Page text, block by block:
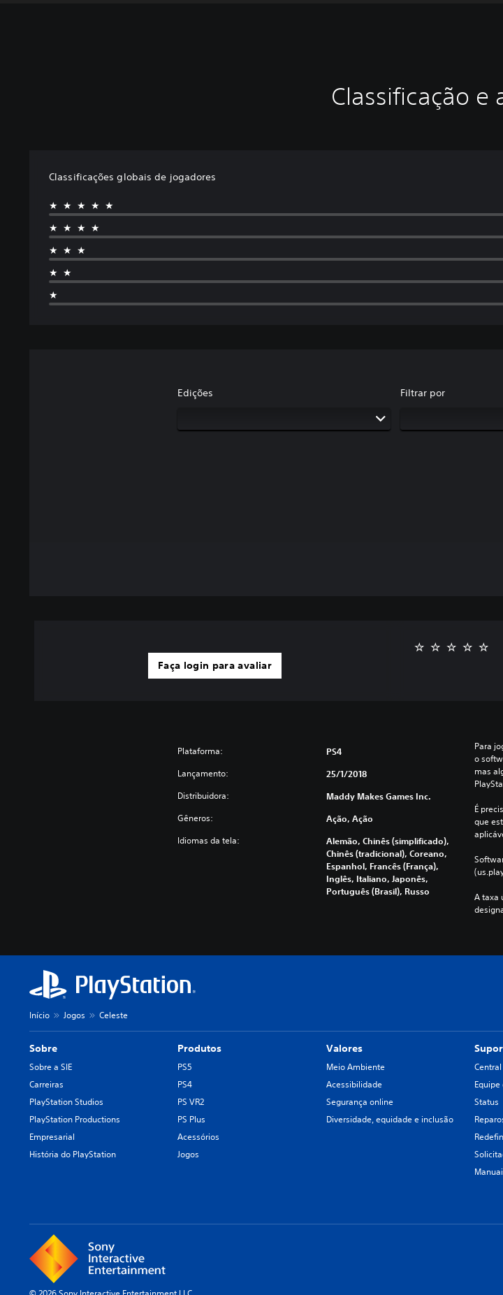
Classificação e
Classificações globais de jogadores
★★★★★
★★★★
★★★
★★
★
Edições Filtrar por
Faça login para avaliar
Plataforma: PS4
Lançamento: 25/1/2018
Distribuidora: Maddy Makes Games Inc.
Gêneros: Ação, Ação
Idiomas da tela:
Alemão, Chinês (simplificado),
Chinês (tradicional), Coreano,
Espanhol, Francês (França),
Inglês, Italiano, Japonês,
Português (Brasil), Russo
Para
o
mas
É
que
A taxa
Início Jogos Celeste
Sobre
Sobre a SIE
Carreiras
PlayStation Studios
PlayStation Productions
Empresarial
História do PlayStation
Produtos
PS5
PS4
PS VR2
PS Plus
Acessórios
Jogos
Valores
Meio Ambiente
Acessibilidade
Segurança online
Diversidade, equidade e inclusão
Status